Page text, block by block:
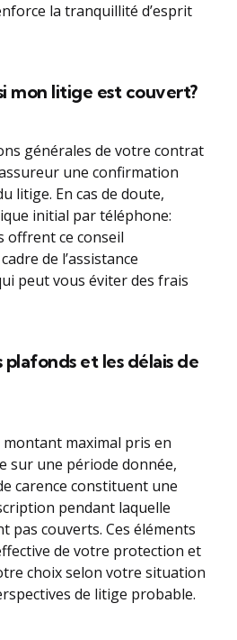
la tranquillité d’esprit
mon litige est couvert?
générales de votre contrat
une confirmation
litige. En cas de doute,
initial par téléphone:
offrent ce conseil
de l’assistance
peut vous éviter des frais
et les délais de
maximal pris en
sur une période donnée,
carence constituent une
pendant laquelle
pas couverts. Ces éléments
de votre protection et
choix selon votre situation
de litige probable.